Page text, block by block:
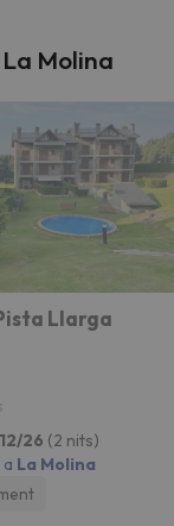
Molina
Llarga
26 (2 nits)
La Molina